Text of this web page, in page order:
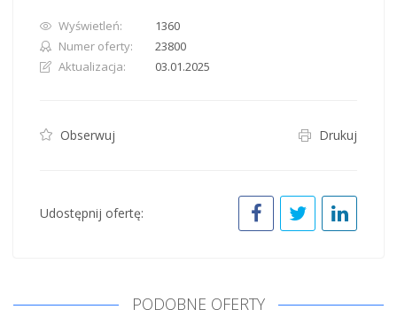
Wyświetleń:
1360
Numer oferty:
23800
Aktualizacja:
03.01.2025
Obserwuj Drukuj
Udostępnij ofertę:
PODOBNE OFERTY